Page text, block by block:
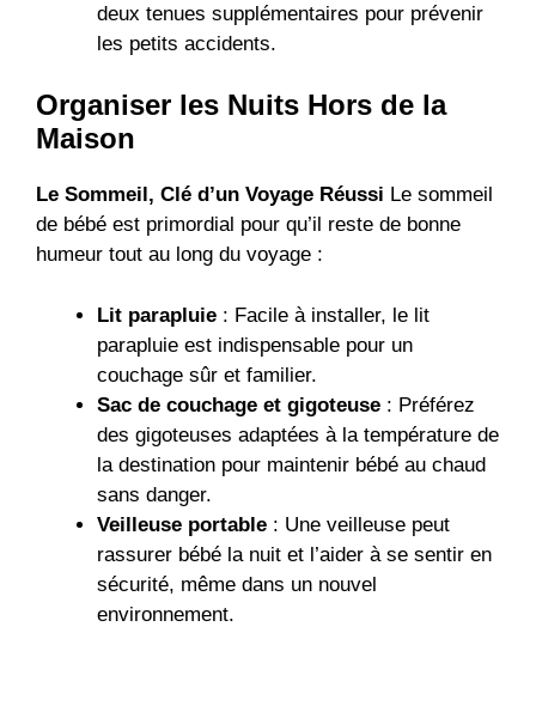
deux tenues supplémentaires pour prévenir
les petits accidents.
Organiser les Nuits Hors de la
Maison
Le Sommeil, Clé d’un Voyage Réussi Le sommeil
de bébé est primordial pour qu’il reste de bonne
humeur tout au long du voyage :
Lit parapluie : Facile à installer, le lit
parapluie est indispensable pour un
couchage sûr et familier.
Sac de couchage et gigoteuse : Préférez
des gigoteuses adaptées à la température de
la destination pour maintenir bébé au chaud
sans danger.
Veilleuse portable : Une veilleuse peut
rassurer bébé la nuit et l’aider à se sentir en
sécurité, même dans un nouvel
environnement.